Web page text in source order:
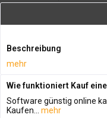
Beschreibung
mehr
Wie funktioniert Kauf
Software günstig online
Kaufen...
mehr